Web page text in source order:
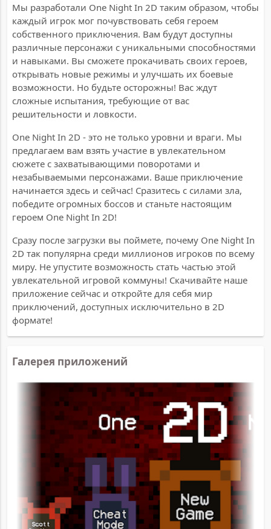
Мы разработали One Night In 2D таким образом, чтобы
каждый игрок мог почувствовать себя героем
собственного приключения. Вам будут доступны
различные персонажи с уникальными способностями
и навыками. Вы сможете прокачивать своих героев,
открывать новые режимы и улучшать их боевые
возможности. Но будьте осторожны! Вас ждут
сложные испытания, требующие от вас
решительности и ловкости.
One Night In 2D - это не только уровни и враги. Мы
предлагаем вам взять участие в увлекательном
сюжете с захватывающими поворотами и
незабываемыми персонажами. Ваше приключение
начинается здесь и сейчас! Сразитесь с силами зла,
победите огромных боссов и станьте настоящим
героем One Night In 2D!
Сразу после загрузки вы поймете, почему One Night In
2D так популярна среди миллионов игроков по всему
миру. Не упустите возможность стать частью этой
увлекательной игровой коммуны! Скачивайте наше
приложение сейчас и откройте для себя мир
приключений, доступных исключительно в 2D
формате!
Галерея приложений